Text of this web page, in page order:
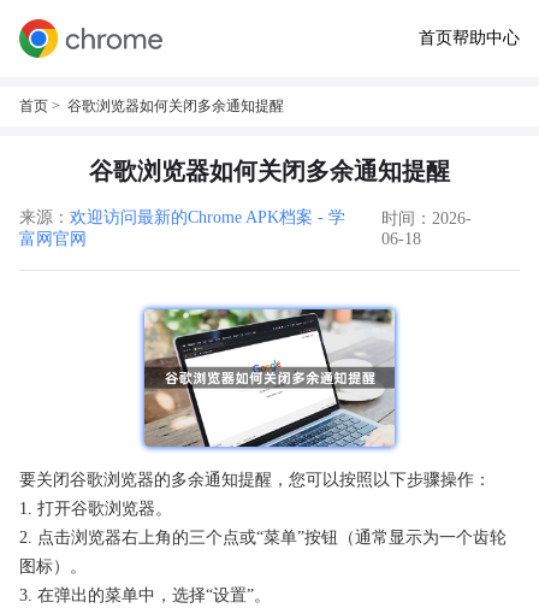
首页帮助中心
首页 > 谷歌浏览器如何关闭多余通知提醒
谷歌浏览器如何关闭多余通知提醒
来源： 欢迎访问最新的Chrome APK档案 - 学
富网官网
时间：2026-
06-18
要关闭谷歌浏览器的多余通知提醒，您可以按照以下步骤操作：
1. 打开谷歌浏览器。
2. 点击浏览器右上角的三个点或“菜单”按钮（通常显示为一个齿轮
图标）。
3. 在弹出的菜单中，选择“设置”。